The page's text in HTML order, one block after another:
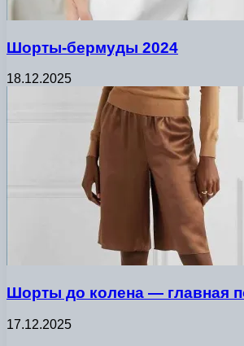
Шорты-бермуды 2024
18.12.2025
Шорты до колена — главная
17.12.2025